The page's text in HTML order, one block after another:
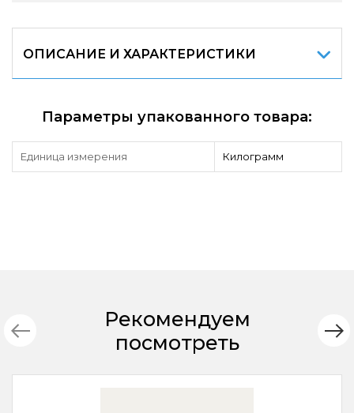
ОПИСАНИЕ И ХАРАКТЕРИСТИКИ
Параметры упакованного товара:
Единица измерения Килограмм
Рекомендуем
посмотреть